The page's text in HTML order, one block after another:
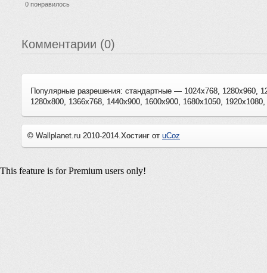
0 понравилось
Комментарии (0)
Популярные разрешения: стандартные — 1024x768, 1280x960,
1280x800, 1366x768, 1440x900, 1600x900, 1680x1050,
© Wallplanet.ru 2010-2014.Хостинг от uCoz
This feature is for Premium users only!